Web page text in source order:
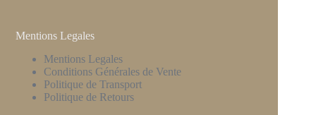
Mentions Legales
Mentions Legales
Conditions Générales de Vente
Politique de Transport
Politique de Retours